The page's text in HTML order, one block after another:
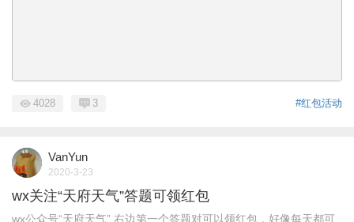
#红包活动
4028 3
VanYun
2020-3-23
wx关注“天府天气”答题可领红包
wx公众号“天府天气” 右边第一个答题对可以领红包，好像每天都可